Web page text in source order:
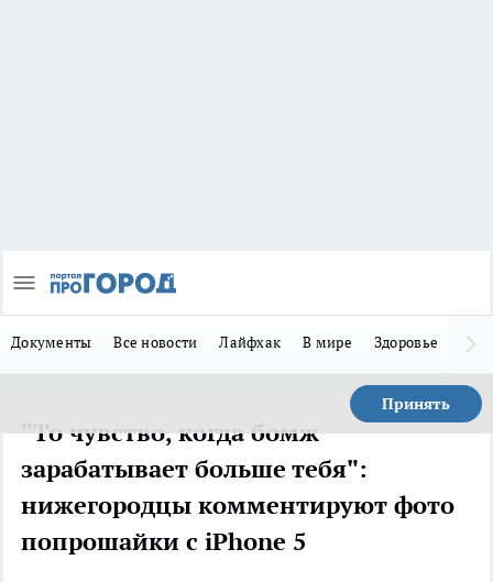
Документы Все новости Лайфхак В мире Здоровье
Принять
"То чувство, когда бомж
зарабатывает больше тебя":
нижегородцы комментируют фото
попрошайки с iPhone 5